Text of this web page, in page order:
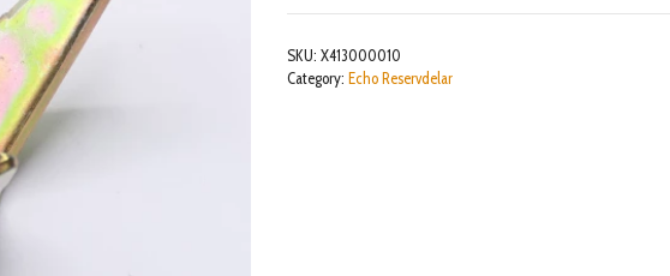
SKU: X413000010
Category: Echo Reservdelar